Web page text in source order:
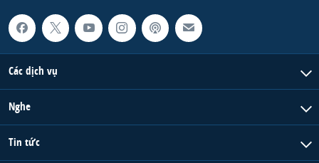
Các dịch vụ
Nghe
Tin tức